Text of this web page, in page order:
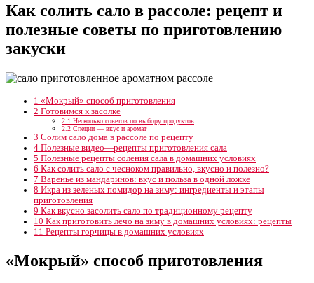
Как солить сало в рассоле: рецепт и
полезные советы по приготовлению
закуски
1 «Мокрый» способ приготовления
2 Готовимся к засолке
2.1 Несколько советов по выбору продуктов
2.2 Специи — вкус и аромат
3 Солим сало дома в рассоле по рецепту
4 Полезные видео—рецепты приготовления сала
5 Полезные рецепты соления сала в домашних условиях
6 Как солить сало с чесноком правильно, вкусно и полезно?
7 Варенье из мандаринов: вкус и польза в одной ложке
8 Икра из зеленых помидор на зиму: ингредиенты и этапы
приготовления
9 Как вкусно засолить сало по традиционному рецепту
10 Как приготовить лечо на зиму в домашних условиях: рецепты
11 Рецепты горчицы в домашних условиях
«Мокрый» способ приготовления